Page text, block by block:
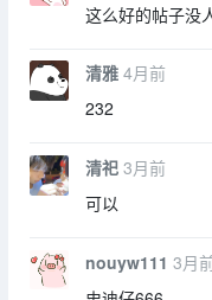
这么好的帖子没
清雅 4月前
232
清祀 3月前
可以
nouyw111 3月